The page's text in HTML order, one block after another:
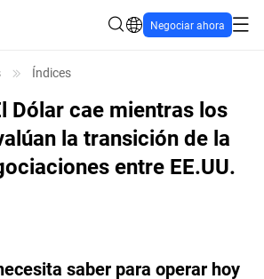
Negociar ahora
Índices
Dólar cae mientras los
la transición de la
entre EE.UU.
saber para operar hoy